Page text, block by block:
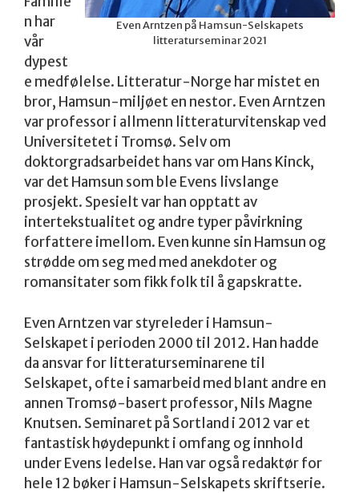
Even Arntzen på Hamsun-Selskapets
litteraturseminar 2021
n har
vår
dypest
e medfølelse. Litteratur-Norge har mistet en
bror, Hamsun-miljøet en nestor. Even Arntzen
var professor i allmenn litteraturvitenskap ved
Universitetet i Tromsø. Selv om
doktorgradsarbeidet hans var om Hans Kinck,
var det Hamsun som ble Evens livslange
prosjekt. Spesielt var han opptatt av
intertekstualitet og andre typer påvirkning
forfattere imellom. Even kunne sin Hamsun og
strødde om seg med med anekdoter og
romansitater som fikk folk til å gapskratte.
Even Arntzen var styreleder i Hamsun-
Selskapet i perioden 2000 til 2012. Han hadde
da ansvar for litteraturseminarene til
Selskapet, ofte i samarbeid med blant andre en
annen Tromsø-basert professor, Nils Magne
Knutsen. Seminaret på Sortland i 2012 var et
fantastisk høydepunkt i omfang og innhold
under Evens ledelse. Han var også redaktør for
hele 12 bøker i Hamsun-Selskapets skriftserie.